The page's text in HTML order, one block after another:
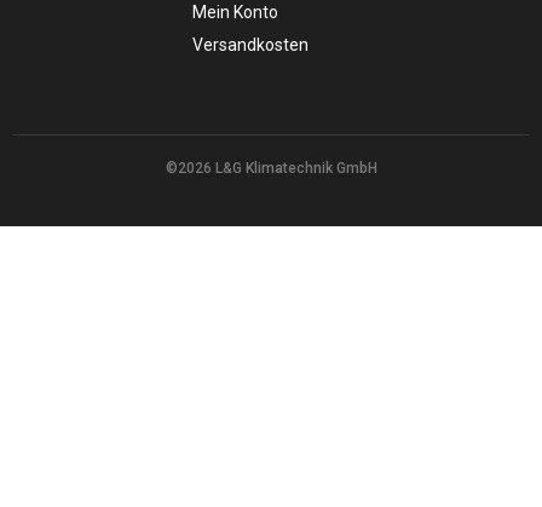
Mein Konto
Versandkosten
©2026 L&G Klimatechnik GmbH